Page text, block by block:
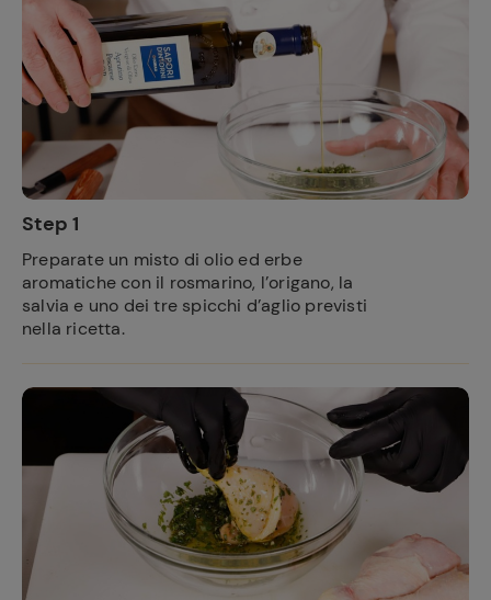
Step 1
Preparate un misto di olio ed erbe
aromatiche con il rosmarino, l’origano, la
salvia e uno dei tre spicchi d’aglio previsti
nella ricetta.